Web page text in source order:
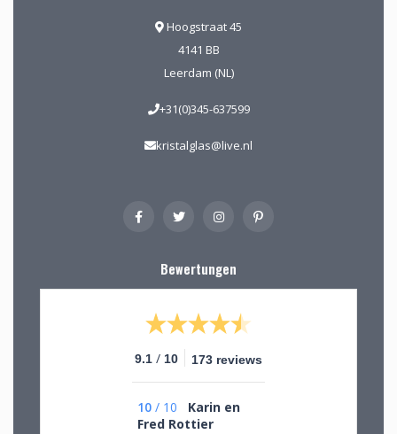
Hoogstraat 45
4141 BB
Leerdam (NL)
+31(0)345-637599
kristalglas@live.nl
Bewertungen
9.1 / 10 173 reviews
10 / 10
Karin en
Fred Rottier